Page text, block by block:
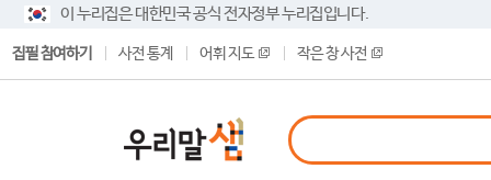
이 누리집은 대한민국 공식 전자정부 누리집입니다.
집필 참여하기 사전 통계 어휘 지도 작은 창 사전